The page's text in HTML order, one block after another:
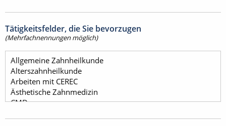
Tätigkeitsfelder, die Sie bevorzugen
(Mehrfachnennungen möglich)